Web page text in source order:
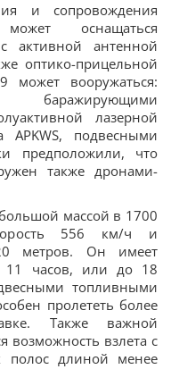
и сопровождения
оснащаться
активной антенной
оптико-прицельной
может вооружаться:
баражирующими
лазерной
APKWS, подвесными
предположили, что
также дронами-
массой в 1700
556 км/ч и
метров. Он имеет
11 часов, или до 18
топливными
пролететь более
Также важной
возможность взлета с
полос длиной менее